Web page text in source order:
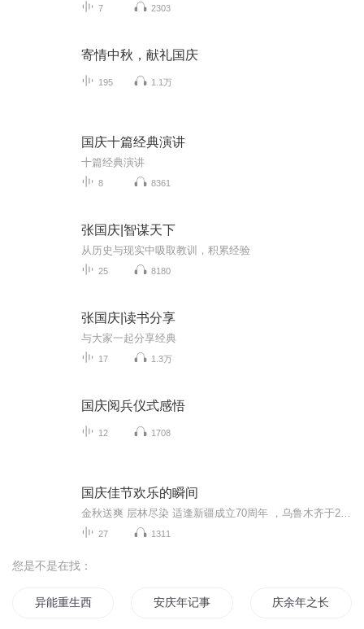
7 2303
寄情中秋，献礼国庆
195 1.1万
国庆十篇经典演讲
十篇经典演讲
8 8361
张国庆|智谋天下
从历史与现实中吸取教训，积累经验
25 8180
张国庆|读书分享
与大家一起分享经典
17 1.3万
国庆阅兵仪式感悟
12 1708
国庆佳节欢乐的瞬间
27 1311
您是不是在找：
异能重生西门庆 安庆年记事 庆余年之长歌行